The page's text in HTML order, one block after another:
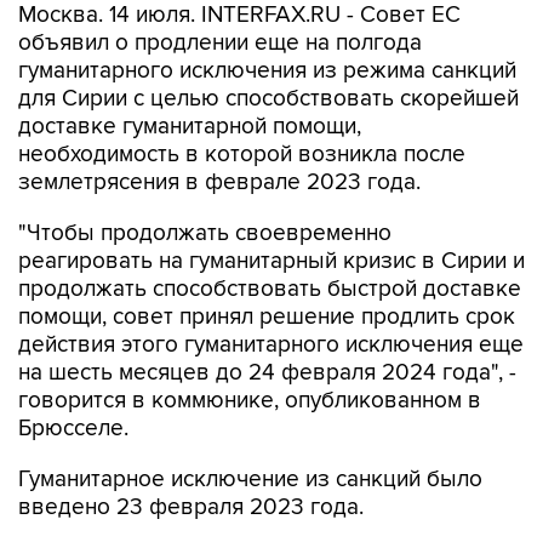
Москва. 14 июля. INTERFAX.RU - Совет ЕС
объявил о продлении еще на полгода
гуманитарного исключения из режима санкций
для Сирии с целью способствовать скорейшей
доставке гуманитарной помощи,
необходимость в которой возникла после
землетрясения в феврале 2023 года.
"Чтобы продолжать своевременно
реагировать на гуманитарный кризис в Сирии и
продолжать способствовать быстрой доставке
помощи, совет принял решение продлить срок
действия этого гуманитарного исключения еще
на шесть месяцев до 24 февраля 2024 года", -
говорится в коммюнике, опубликованном в
Брюсселе.
Гуманитарное исключение из санкций было
введено 23 февраля 2023 года.